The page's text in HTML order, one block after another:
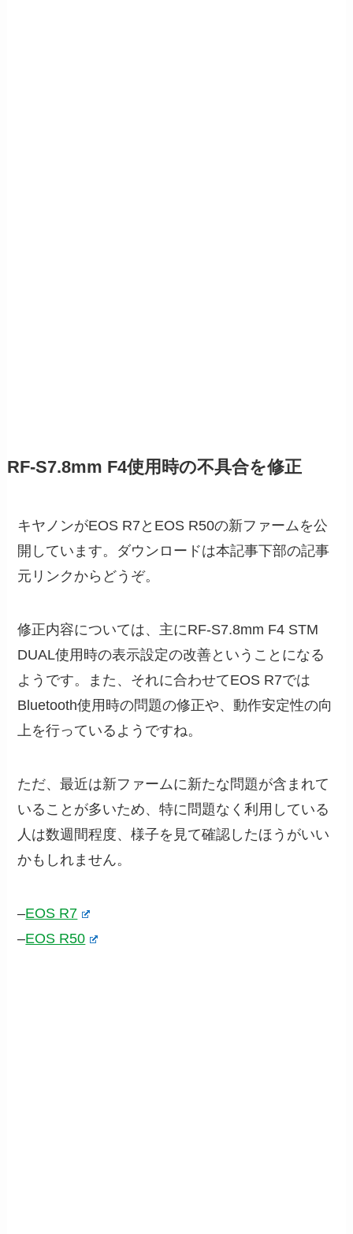
RF-S7.8mm F4使用時の不具合を修正
キヤノンがEOS R7とEOS R50の新ファームを公
開しています。ダウンロードは本記事下部の記事
元リンクからどうぞ。
修正内容については、主にRF-S7.8mm F4 STM
DUAL使用時の表示設定の改善ということになる
ようです。また、それに合わせてEOS R7では
Bluetooth使用時の問題の修正や、動作安定性の向
上を行っているようですね。
ただ、最近は新ファームに新たな問題が含まれて
いることが多いため、特に問題なく利用している
人は数週間程度、様子を見て確認したほうがいい
かもしれません。
–EOS R7
–EOS R50